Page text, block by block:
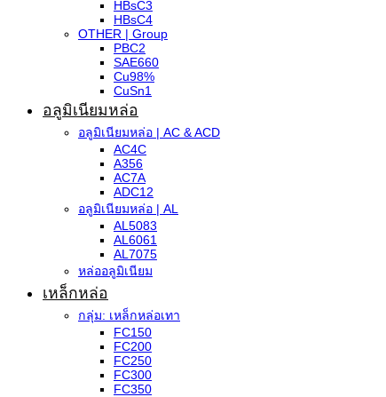
HBsC3
HBsC4
OTHER | Group
PBC2
SAE660
Cu98%
CuSn1
อลูมิเนียมหล่อ
อลูมิเนียมหล่อ | AC & ACD
AC4C
A356
AC7A
ADC12
อลูมิเนียมหล่อ | AL
AL5083
AL6061
AL7075
หล่ออลูมิเนียม
เหล็กหล่อ
กลุ่ม: เหล็กหล่อเทา
FC150
FC200
FC250
FC300
FC350